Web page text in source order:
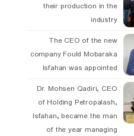
their production in the
industry
The CEO of the new
company Fould Mobaraka
Isfahan was appointed
Dr. Mohsen Qadiri, CEO
of Holding Petropalash,
Isfahan, became the man
of the year managing